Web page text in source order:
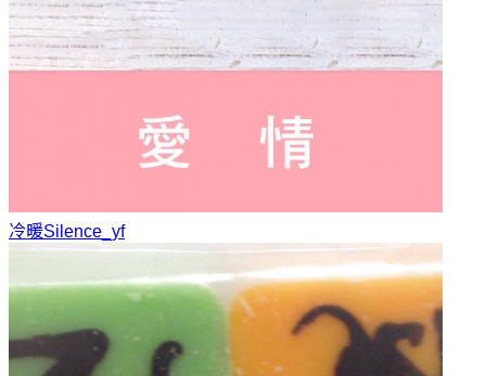
冷暖Silence_yf